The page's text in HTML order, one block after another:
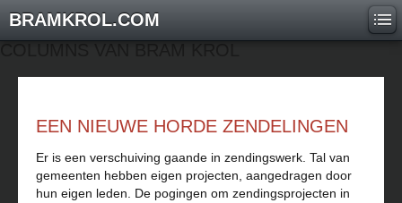
BRAMKROL.COM
EEN NIEUWE HORDE ZENDELINGEN
Er is een verschuiving gaande in zendingswerk. Tal van
gemeenten hebben eigen projecten, aangedragen door
hun eigen leden. De pogingen om zendingsprojecten in